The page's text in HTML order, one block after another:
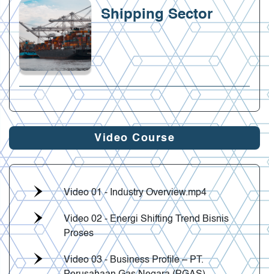
Shipping Sector
Video Course
Video 01 - Industry Overview.mp4
Video 02 - Energi Shifting Trend Bisnis
Proses
Video 03 - Business Profile – PT.